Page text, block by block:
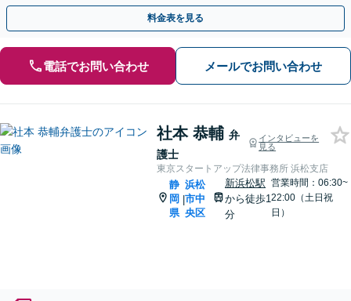
提供に努めます【新静岡駅直結】【夜間・休日相談可】
料金表を見る
電話でお問い合わせ メールでお問い合わせ
社本 恭輔 弁
護士
インタビューを
見る
東京スタートアップ法律事務所 浜松支店
静
岡
県
|
浜松
市中
央区
新浜松駅
から徒歩1
分
営業時間：06:30~
22:00（土日祝
日）